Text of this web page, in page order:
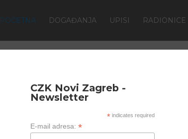
POČETNA DOGAĐANJA UPISI RADIONICE
CZK Novi Zagreb -
Newsletter
* indicates required
E-mail adresa:*